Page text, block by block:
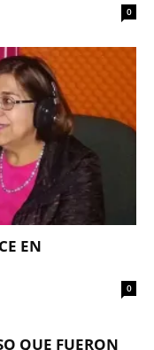
0
EN
0
QUE FUERON